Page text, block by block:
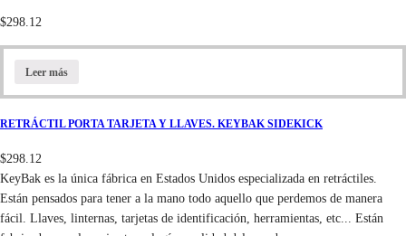
$298.12
Leer más
RETRÁCTIL PORTA TARJETA Y LLAVES. KEYBAK SIDEKICK
$298.12
KeyBak es la única fábrica en Estados Unidos especializada en retráctiles.
Están pensados para tener a la mano todo aquello que perdemos de manera
fácil. Llaves, linternas, tarjetas de identificación, herramientas, etc... Están